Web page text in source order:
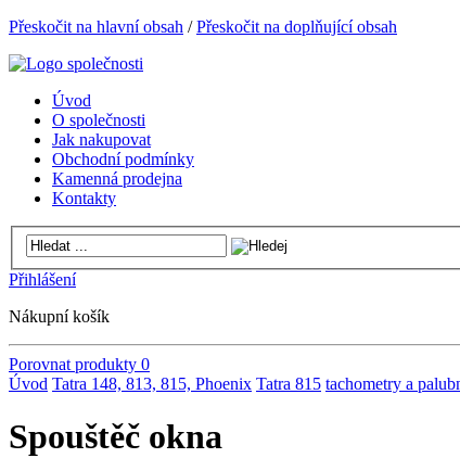
Přeskočit na hlavní obsah /Přeskočit na doplňující obsah
Úvod
O společnosti
Jak nakupovat
Obchodní podmínky
Kamenná prodejna
Kontakty
Přihlášení
Nákupní košík
Porovnat produkty 0
Úvod Tatra 148, 813, 815, Phoenix Tatra 815 tachometry a
Spouštěč okna